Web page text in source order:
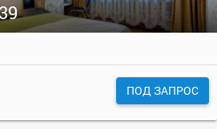
ПОД ЗАПРОС